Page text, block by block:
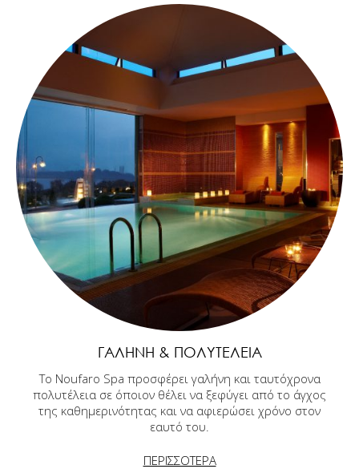
ΓΑΛΉΝΗ & ΠΟΛΥΤΈΛΕΙΑ
Το Noufaro Spa προσφέρει γαλήνη και ταυτόχρονα
πολυτέλεια σε όποιον θέλει να ξεφύγει από το άγχος
της καθημερινότητας και να αφιερώσει χρόνο στον
εαυτό του.
ΠΕΡΙΣΣΟΤΕΡΑ